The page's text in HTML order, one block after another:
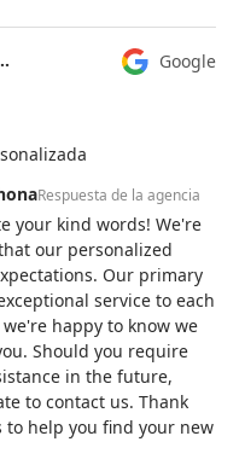
Google
Garcia
Respuesta de la agencia
your kind words! We're
our personalized
Our primary
service to each
happy to know we
Should you require
in the future,
to contact us. Thank
help you find your new